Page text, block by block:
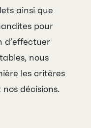
ainsi que
pour
d’effectuer
nous
les critères
décisions.